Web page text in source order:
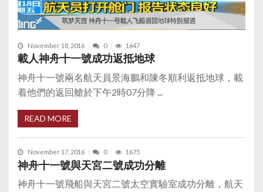
November 18, 2016 0 1647
載人神舟十一號成功返抵地球
神舟十一號兩名航天員景海鵬和陳冬順利返抵地球，載
着他們的返回艙於下午2時07分降 ...
READ MORE
November 17, 2016 0 1675
神舟十一號與天宮二號成功分離
神舟十一號飛船與天宮二號太空實驗室成功分離，航天